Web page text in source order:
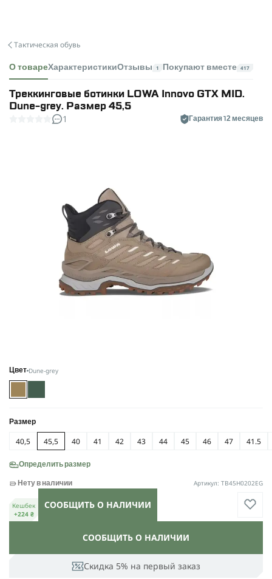
Тактическая обувь
О товареХарактеристикиОтзывы 1 Покупают вместе 417
Треккинговые ботинки LOWA Innovo GTX MID.
Dune-grey. Размер 45,5
1 Гарантия 12 месяцев
Цвет Dune-grey
Размер
40,5 45,5 40 41 42 43 44 45 46 47 41.5
Определить размер
Скидка 5% на первый заказ
СООБЩИТЬ О НАЛИЧИИ
Нету в наличии Артикул: TB45H0202EG
Кешбек
+224 ₴
СООБЩИТЬ О НАЛИЧИИ